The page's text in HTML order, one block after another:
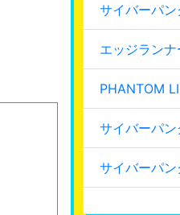
サイバーパ
エッジラン
PHANTOM
サイバーパ